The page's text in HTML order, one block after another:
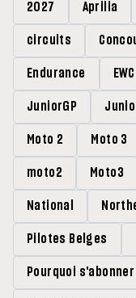
2027 Aprilia
circuits
Endurance EWC
JuniorGP
Moto 2 Moto 3
moto2 Moto3
National
Pilotes Belges
Pourquoi s'abonner